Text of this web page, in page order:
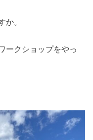
か。
ークショップをやっ